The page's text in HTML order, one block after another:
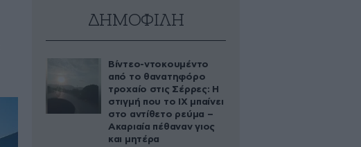
ΔΗΜΟΦΙΛΗ
Βίντεο-ντοκουμέντο
από το θανατηφόρο
τροχαίο στις Σέρρες: Η
στιγμή που το ΙΧ μπαίνει
στο αντίθετο ρεύμα –
Ακαριαία πέθαναν γιος
και μητέρα